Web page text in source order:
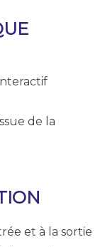
de la
et à la sortie